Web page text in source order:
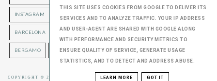
INSTAGRAM
BARCELONA LANZAROTE WIEDEŃ KUCHNIA SYCYLIA
BERGAMO LONDYN UKRAINA
COPYRIGHT © 2016 , BLOGGER
THIS SITE USES COOKIES FROM GOOGLE TO DELIVER ITS
SERVICES AND TO ANALYZE TRAFFIC. YOUR IP ADDRESS
AND USER-AGENT ARE SHARED WITH GOOGLE ALONG
WITH PERFORMANCE AND SECURITY METRICS TO
ENSURE QUALITY OF SERVICE, GENERATE USAGE
STATISTICS, AND TO DETECT AND ADDRESS ABUSE.
LEARN MORE GOT IT